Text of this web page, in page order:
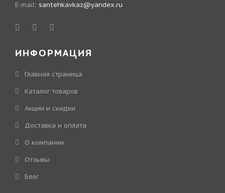
E-mail: santehkavkaz@yandex.ru
ИНФОРМАЦИЯ
Главная страница
Каталог товаров
Акции и скидки
Доставка и оплата
О компании
Отзывы
Блог